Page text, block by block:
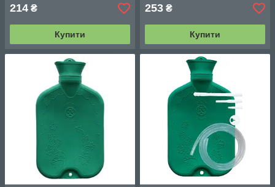
214 ₴
Купити
253 ₴
Купити